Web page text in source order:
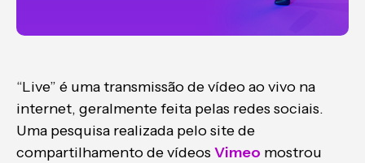
“Live” é uma transmissão de vídeo ao vivo na
internet, geralmente feita pelas redes sociais.
Uma pesquisa realizada pelo site de
compartilhamento de vídeos Vimeo mostrou